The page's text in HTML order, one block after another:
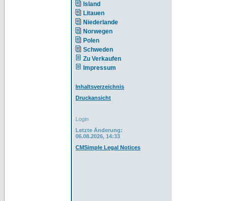
Island
Litauen
Niederlande
Norwegen
Polen
Schweden
Zu Verkaufen
Impressum
Inhaltsverzeichnis
Druckansicht
Login
Letzte Änderung:
06.08.2026, 14:33
CMSimple Legal Notices